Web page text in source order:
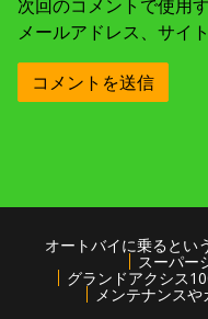
次回のコメントで使用
メールアドレス、サイ
オートバイに乗るとい
スーパー
グランドアクシス
メンテナンスや